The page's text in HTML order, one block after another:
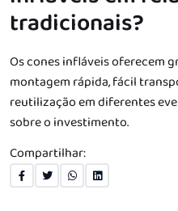
tradicionais?
Os cones infláveis oferecem
montagem rápida, fácil
reutilização em diferentes
sobre o investimento.
Compartilhar: